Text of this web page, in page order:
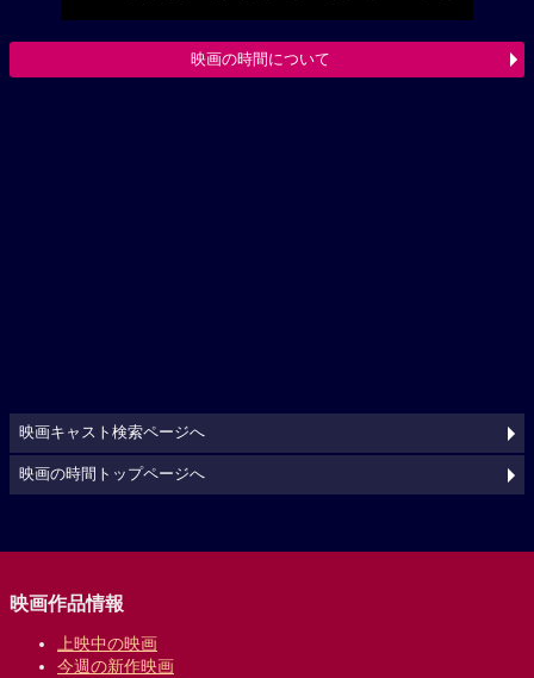
映画の時間について
映画キャスト検索ページへ
映画の時間トップページへ
映画作品情報
上映中の映画
今週の新作映画